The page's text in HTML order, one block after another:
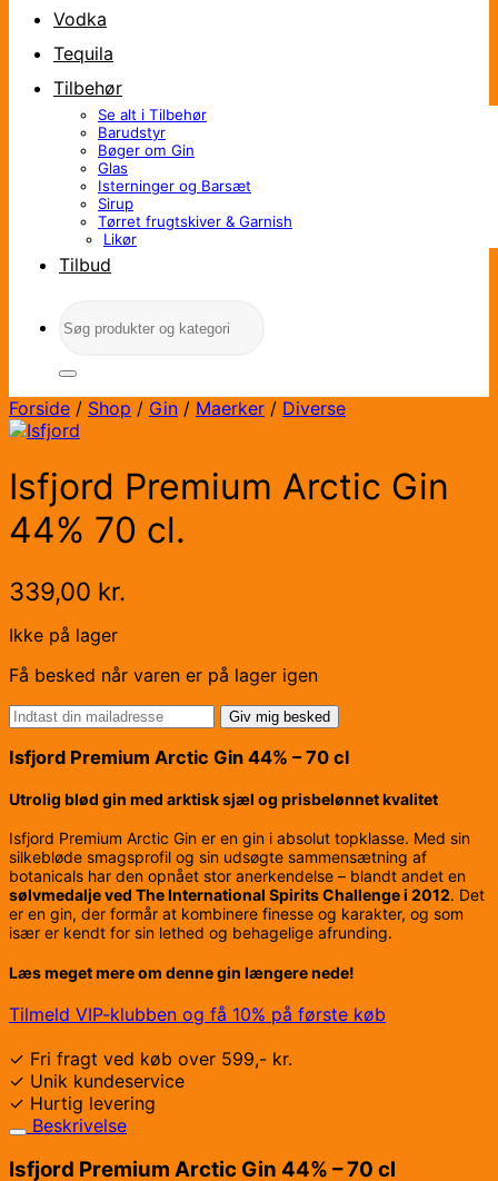
Vodka
Tequila
Tilbehør
Se alt i Tilbehør
Barudstyr
Bøger om Gin
Glas
Isterninger og Barsæt
Sirup
Tørret frugtskiver & Garnish
Likør
Tilbud
efter:
Forside / Shop / Gin / Maerker / Diverse
Isfjord Premium Arctic Gin
44% 70 cl.
339,00 kr.
Ikke på lager
Få besked når varen er på lager igen
Giv mig besked
Isfjord Premium Arctic Gin 44% – 70 cl
Utrolig blød gin med arktisk sjæl og prisbelønnet kvalitet
Isfjord Premium Arctic Gin er en gin i absolut topklasse. Med sin
silkebløde smagsprofil og sin udsøgte sammensætning af
botanicals har den opnået stor anerkendelse – blandt andet en
sølvmedalje ved The International Spirits Challenge i 2012. Det
er en gin, der formår at kombinere finesse og karakter, og som
især er kendt for sin lethed og behagelige afrunding.
Læs meget mere om denne gin længere nede!
Tilmeld VIP-klubben og få 10% på første køb
✓ Fri fragt ved køb over 599,- kr.
✓ Unik kundeservice
✓ Hurtig levering
Beskrivelse
Isfjord Premium Arctic Gin 44% – 70 cl